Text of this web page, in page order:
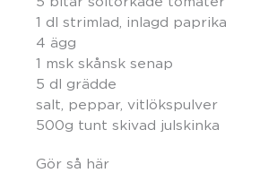
1 dl strimlad, inlagd paprika
4 ägg
1 msk skånsk senap
5 dl grädde
salt, peppar, vitlökspulver
500g tunt skivad julskinka
Gör så här